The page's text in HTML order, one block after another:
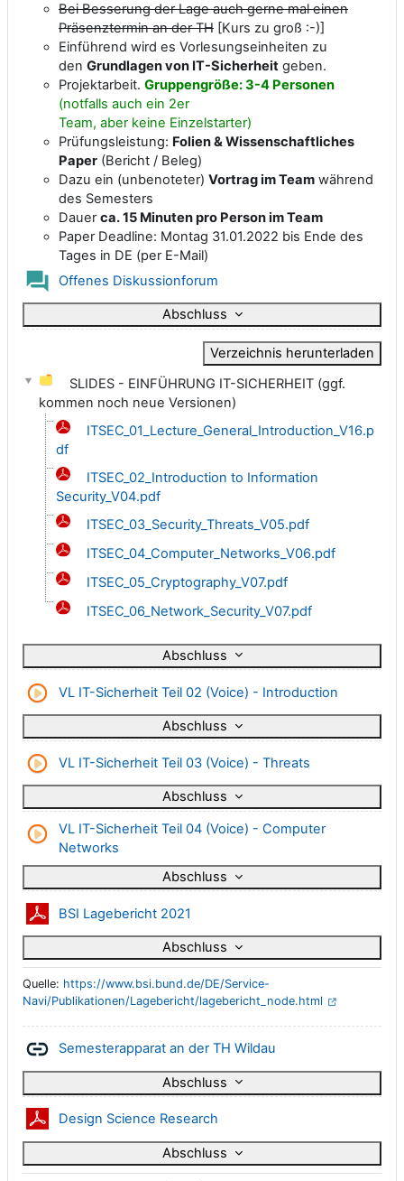
Bei Besserung der Lage auch gerne mal einen
Präsenztermin an der TH [Kurs zu groß :-)]
Einführend wird es Vorlesungseinheiten zu
den Grundlagen von IT-Sicherheit geben.
Projektarbeit. Gruppengröße:3-4 Personen
(notfalls auch ein 2er
Team, aberkeine Einzelstarter)
Prüfungsleistung: Folien & Wissenschaftliches
Paper (Bericht / Beleg)
Dazu ein (unbenoteter) Vortrag im Team während
des Semesters
Dauerca. 15 Minuten pro Person im Team
Paper Deadline: Montag 31.01.2022 bis Ende des
Tages in DE (per E-Mail)
Offenes Diskussionforum
Abschluss
Abschluss
Verzeichnis herunterladen
SLIDES - EINFÜHRUNG IT-SICHERHEIT (ggf.
kommen noch neue Versionen)
ITSEC_01_Lecture_General_Introduction_V16.p
df
ITSEC_02_Introduction to Information
Security_V04.pdf
ITSEC_03_Security_Threats_V05.pdf
ITSEC_04_Computer_Networks_V06.pdf
ITSEC_05_Cryptography_V07.pdf
ITSEC_06_Network_Security_V07.pdf
VL IT-Sicherheit Teil 02 (Voice) - Introduction
Abschluss
VL IT-Sicherheit Teil 03 (Voice) - Threats
Abschluss
VL IT-Sicherheit Teil 04 (Voice) - Computer
Networks
Abschluss
BSI Lagebericht 2021
Abschluss
Quelle: https://www.bsi.bund.de/DE/Service-
Navi/Publikationen/Lagebericht/lagebericht_node.html
Semesterapparat an der TH Wildau
Abschluss
Design Science Research
Abschluss